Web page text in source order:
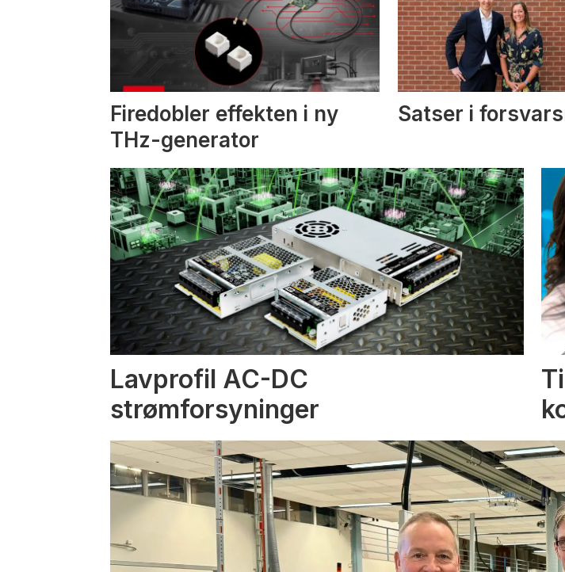
Firedobler effekten i ny
THz-generator
Satser i
Lavprofil AC-DC
strømforsyninger